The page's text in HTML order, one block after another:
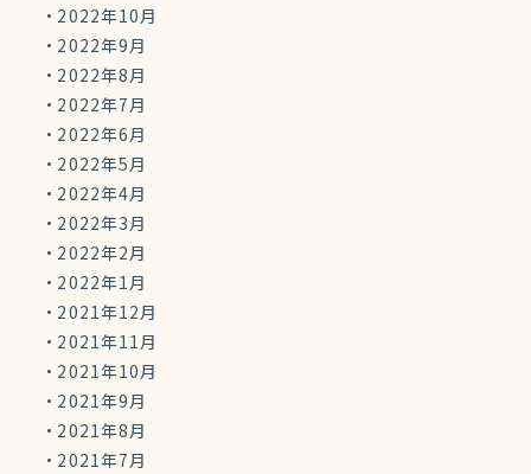
2022年10月
2022年9月
2022年8月
2022年7月
2022年6月
2022年5月
2022年4月
2022年3月
2022年2月
2022年1月
2021年12月
2021年11月
2021年10月
2021年9月
2021年8月
2021年7月